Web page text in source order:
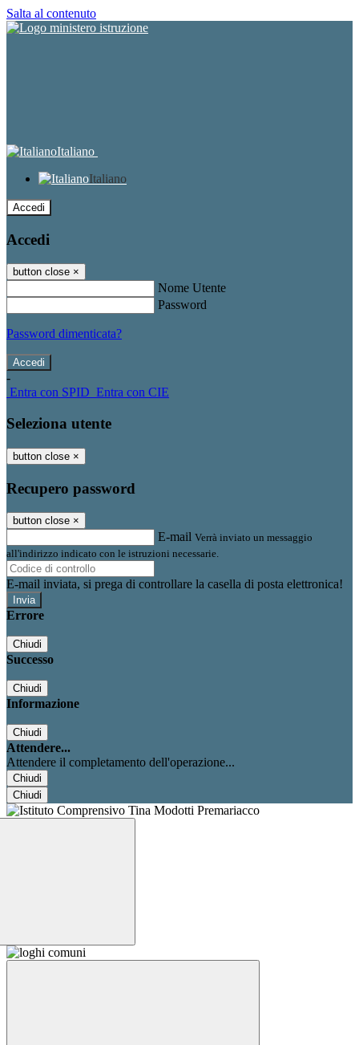
Salta al contenuto
Italiano
Italiano
Accedi
Accedi
button close ×
Nome Utente
Password
Password dimenticata?
-
Entra con SPID Entra con CIE
Seleziona utente
button close ×
Recupero password
button close ×
E-mail Verrà inviato un messaggio
all'indirizzo indicato con le istruzioni necessarie.
E-mail inviata, si prega di controllare la casella di posta elettronica!
Errore
Chiudi
Successo
Chiudi
Informazione
Chiudi
Attendere...
Attendere il completamento dell'operazione...
Chiudi
Chiudi